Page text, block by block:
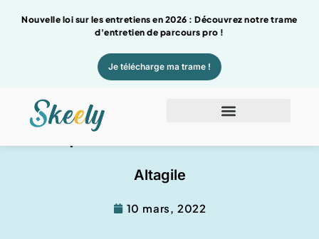
Nouvelle loi sur les entretiens en 2026 : Découvrez notre trame
d'entretien de parcours pro !
Je télécharge ma trame !
Rémi Confection : Digitaliser ses entretiens
Altagile
10 mars, 2022